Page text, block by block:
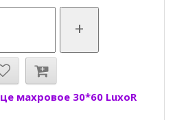
+
махровое 30*60 LuxoR